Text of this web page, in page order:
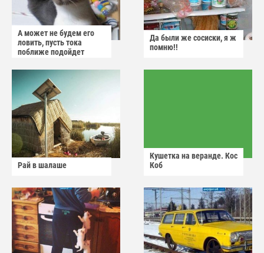
А может не будем его
ловить, пусть тока
поближе подойдет
Да были же сосиски, я ж
помню!!
Рай в шалаше
Кушетка на веранде. Кос
Коб